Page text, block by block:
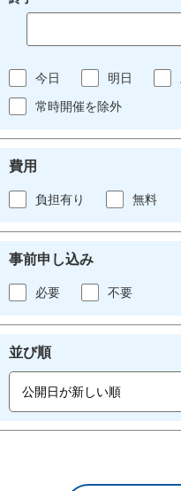
今日 明日
常時開催を除外
費用
負担有り 無料
事前申し込み
必要 不要
並び順